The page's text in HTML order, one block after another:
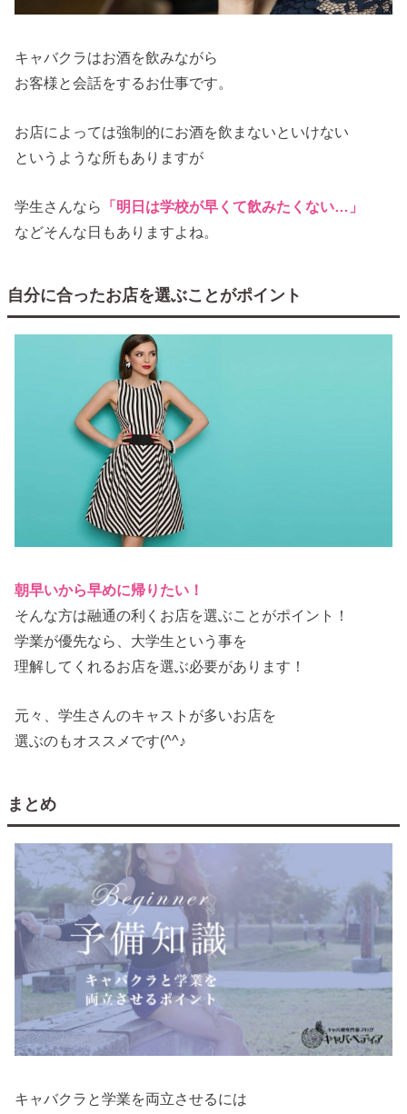
キャバクラはお酒を飲みながら
お客様と会話をするお仕事です。
お店によっては強制的にお酒を飲まないといけない
というような所もありますが
学生さんなら
「明日は学校が早くて飲みたくない…」
などそんな日もありますよね。
自分に合ったお店を選ぶことがポイント
朝早いから早めに帰りたい！
そんな方は融通の利くお店を選ぶことがポイント！
学業が優先なら、大学生という事を
理解してくれるお店を選ぶ必要があります！
元々、学生さんのキャストが多いお店を
選ぶのもオススメです(^^♪
まとめ
キャバクラと学業を両立させるには